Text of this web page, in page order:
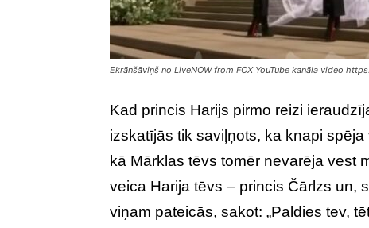
Ekrānšāviņš no LiveNOW from FOX YouTube kanāla video
Kad princis Harijs pirmo reizi
izskatījās tik saviļņots, ka knapi
kā Mārklas tēvs tomēr nevarēja vest
veica Harija tēvs – princis Čārlzs un,
viņam pateicās, sakot: „Paldies tev,